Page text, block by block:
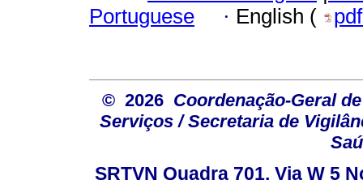
Portuguese
· English (
© 2026 Coordenação-Geral
Serviços / Secretaria de
SRTVN Quadra 701, Via W 5